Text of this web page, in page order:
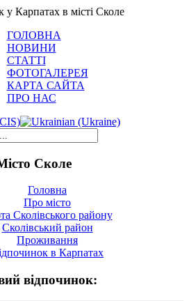
ГОЛОВНА
НОВИНИ
СТАТТІ
ФОТОГАЛЕРЕЯ
КАРТА САЙТА
ПРО НАС
Сколе
Головна
Про місто
Сколівського району
Сколівський район
Проживання
в Карпатах
відпочинок: